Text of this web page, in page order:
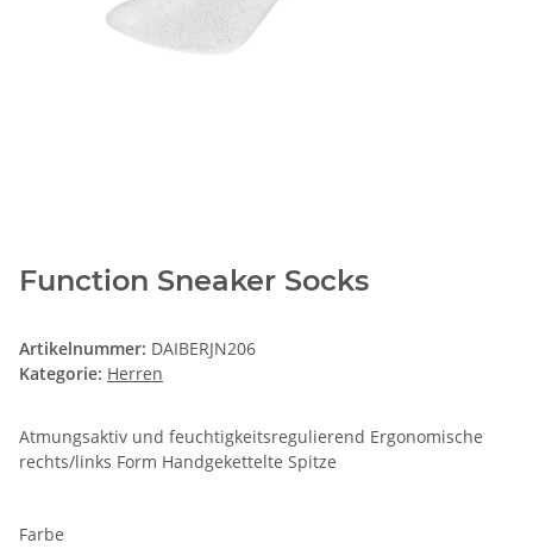
Function Sneaker Socks
Artikelnummer: DAIBERJN206
Kategorie: Herren
Atmungsaktiv und feuchtigkeitsregulierend Ergonomische
rechts/links Form Handgekettelte Spitze
Farbe